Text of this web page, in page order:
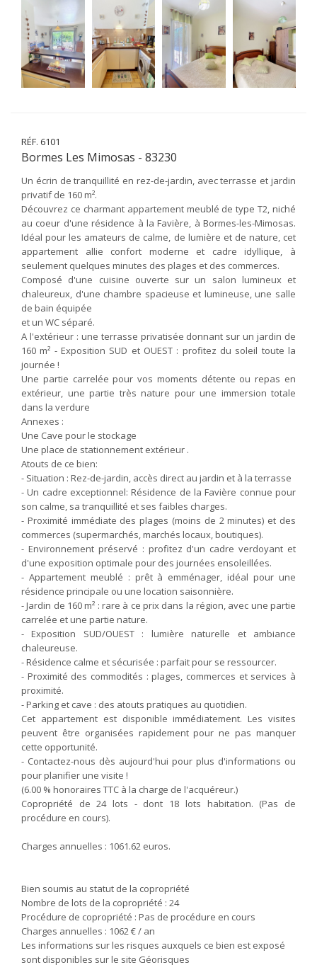
RÉF. 6101
Bormes Les Mimosas - 83230
Un écrin de tranquillité en rez-de-jardin, avec terrasse et jardin
privatif de 160 m².
Découvrez ce charmant appartement meublé de type T2, niché
au coeur d'une résidence à la Favière, à Bormes-les-Mimosas.
Idéal pour les amateurs de calme, de lumière et de nature, cet
appartement allie confort moderne et cadre idyllique, à
seulement quelques minutes des plages et des commerces.
Composé d'une cuisine ouverte sur un salon lumineux et
chaleureux, d'une chambre spacieuse et lumineuse, une salle
de bain équipée
et un WC séparé.
A l'extérieur : une terrasse privatisée donnant sur un jardin de
160 m² - Exposition SUD et OUEST : profitez du soleil toute la
journée !
Une partie carrelée pour vos moments détente ou repas en
extérieur, une partie très nature pour une immersion totale
dans la verdure
Annexes :
Une Cave pour le stockage
Une place de stationnement extérieur .
Atouts de ce bien:
- Situation : Rez-de-jardin, accès direct au jardin et à la terrasse
- Un cadre exceptionnel: Résidence de la Favière connue pour
son calme, sa tranquillité et ses faibles charges.
- Proximité immédiate des plages (moins de 2 minutes) et des
commerces (supermarchés, marchés locaux, boutiques).
- Environnement préservé : profitez d'un cadre verdoyant et
d'une exposition optimale pour des journées ensoleillées.
- Appartement meublé : prêt à emménager, idéal pour une
résidence principale ou une location saisonnière.
- Jardin de 160 m² : rare à ce prix dans la région, avec une partie
carrelée et une partie nature.
- Exposition SUD/OUEST : lumière naturelle et ambiance
chaleureuse.
- Résidence calme et sécurisée : parfait pour se ressourcer.
- Proximité des commodités : plages, commerces et services à
proximité.
- Parking et cave : des atouts pratiques au quotidien.
Cet appartement est disponible immédiatement. Les visites
peuvent être organisées rapidement pour ne pas manquer
cette opportunité.
- Contactez-nous dès aujourd'hui pour plus d'informations ou
pour planifier une visite !
(6.00 % honoraires TTC à la charge de l'acquéreur.)
Copropriété de 24 lots - dont 18 lots habitation. (Pas de
procédure en cours).
Charges annuelles : 1061.62 euros.
Bien soumis au statut de la copropriété
Nombre de lots de la copropriété : 24
Procédure de copropriété : Pas de procédure en cours
Charges annuelles : 1062 € / an
Les informations sur les risques auxquels ce bien est exposé
sont disponibles sur le site Géorisques